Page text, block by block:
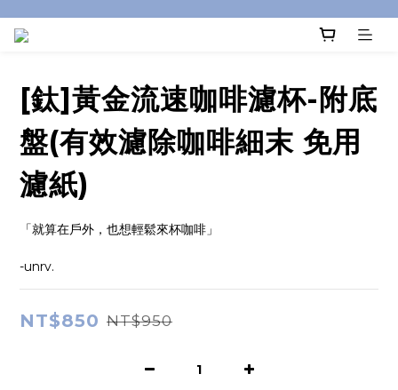
[鈦]黃金流速咖啡濾杯-附底
盤(有效濾除咖啡細末 免用
濾紙)
「就算在戶外，也想輕鬆來杯咖啡」
-unrv.
NT$850 NT$950